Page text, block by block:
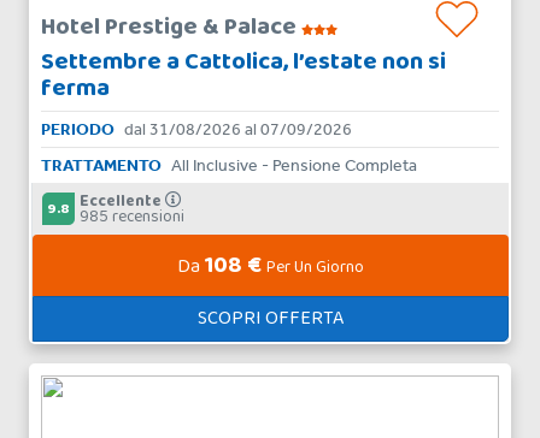
Hotel Prestige & Palace
Settembre a Cattolica, l’estate non si
ferma
PERIODO dal 31/08/2026 al 07/09/2026
TRATTAMENTO All Inclusive - Pensione Completa
9.8 Eccellente
985 recensioni
Da 108 €Per Un Giorno
SCOPRI OFFERTA